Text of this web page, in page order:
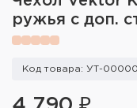
Кобуры и
снаряжения
Сумки и
ружья с доп.
Код товара: УТ-